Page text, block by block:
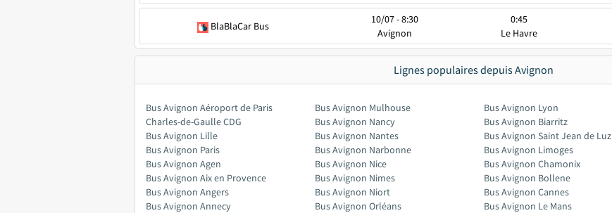
BlaBlaCar Bus
10/07 - 8:30
Avignon
0:45
Le Havre
Lignes populaires depuis Avignon
Bus Avignon Aéroport de Paris
Charles-de-Gaulle CDG
Bus Avignon Lille
Bus Avignon Paris
Bus Avignon Agen
Bus Avignon Aix en Provence
Bus Avignon Angers
Bus Avignon Annecy
Bus Avignon Mulhouse
Bus Avignon Nancy
Bus Avignon Nantes
Bus Avignon Narbonne
Bus Avignon Nice
Bus Avignon Nimes
Bus Avignon Niort
Bus Avignon Orléans
Bus Avignon Lyon
Bus Avignon Biarritz
Bus Avignon Saint Jean de Luz
Bus Avignon Limoges
Bus Avignon Chamonix
Bus Avignon Bollene
Bus Avignon Cannes
Bus Avignon Le Mans